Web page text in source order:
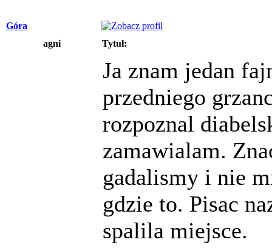
Góra
agni
Tytuł:
Ja znam jedan
przedniego
rozpoznal
zamawialam.
gadalismy i nie
gdzie to. Pisac
spalila miejsce.